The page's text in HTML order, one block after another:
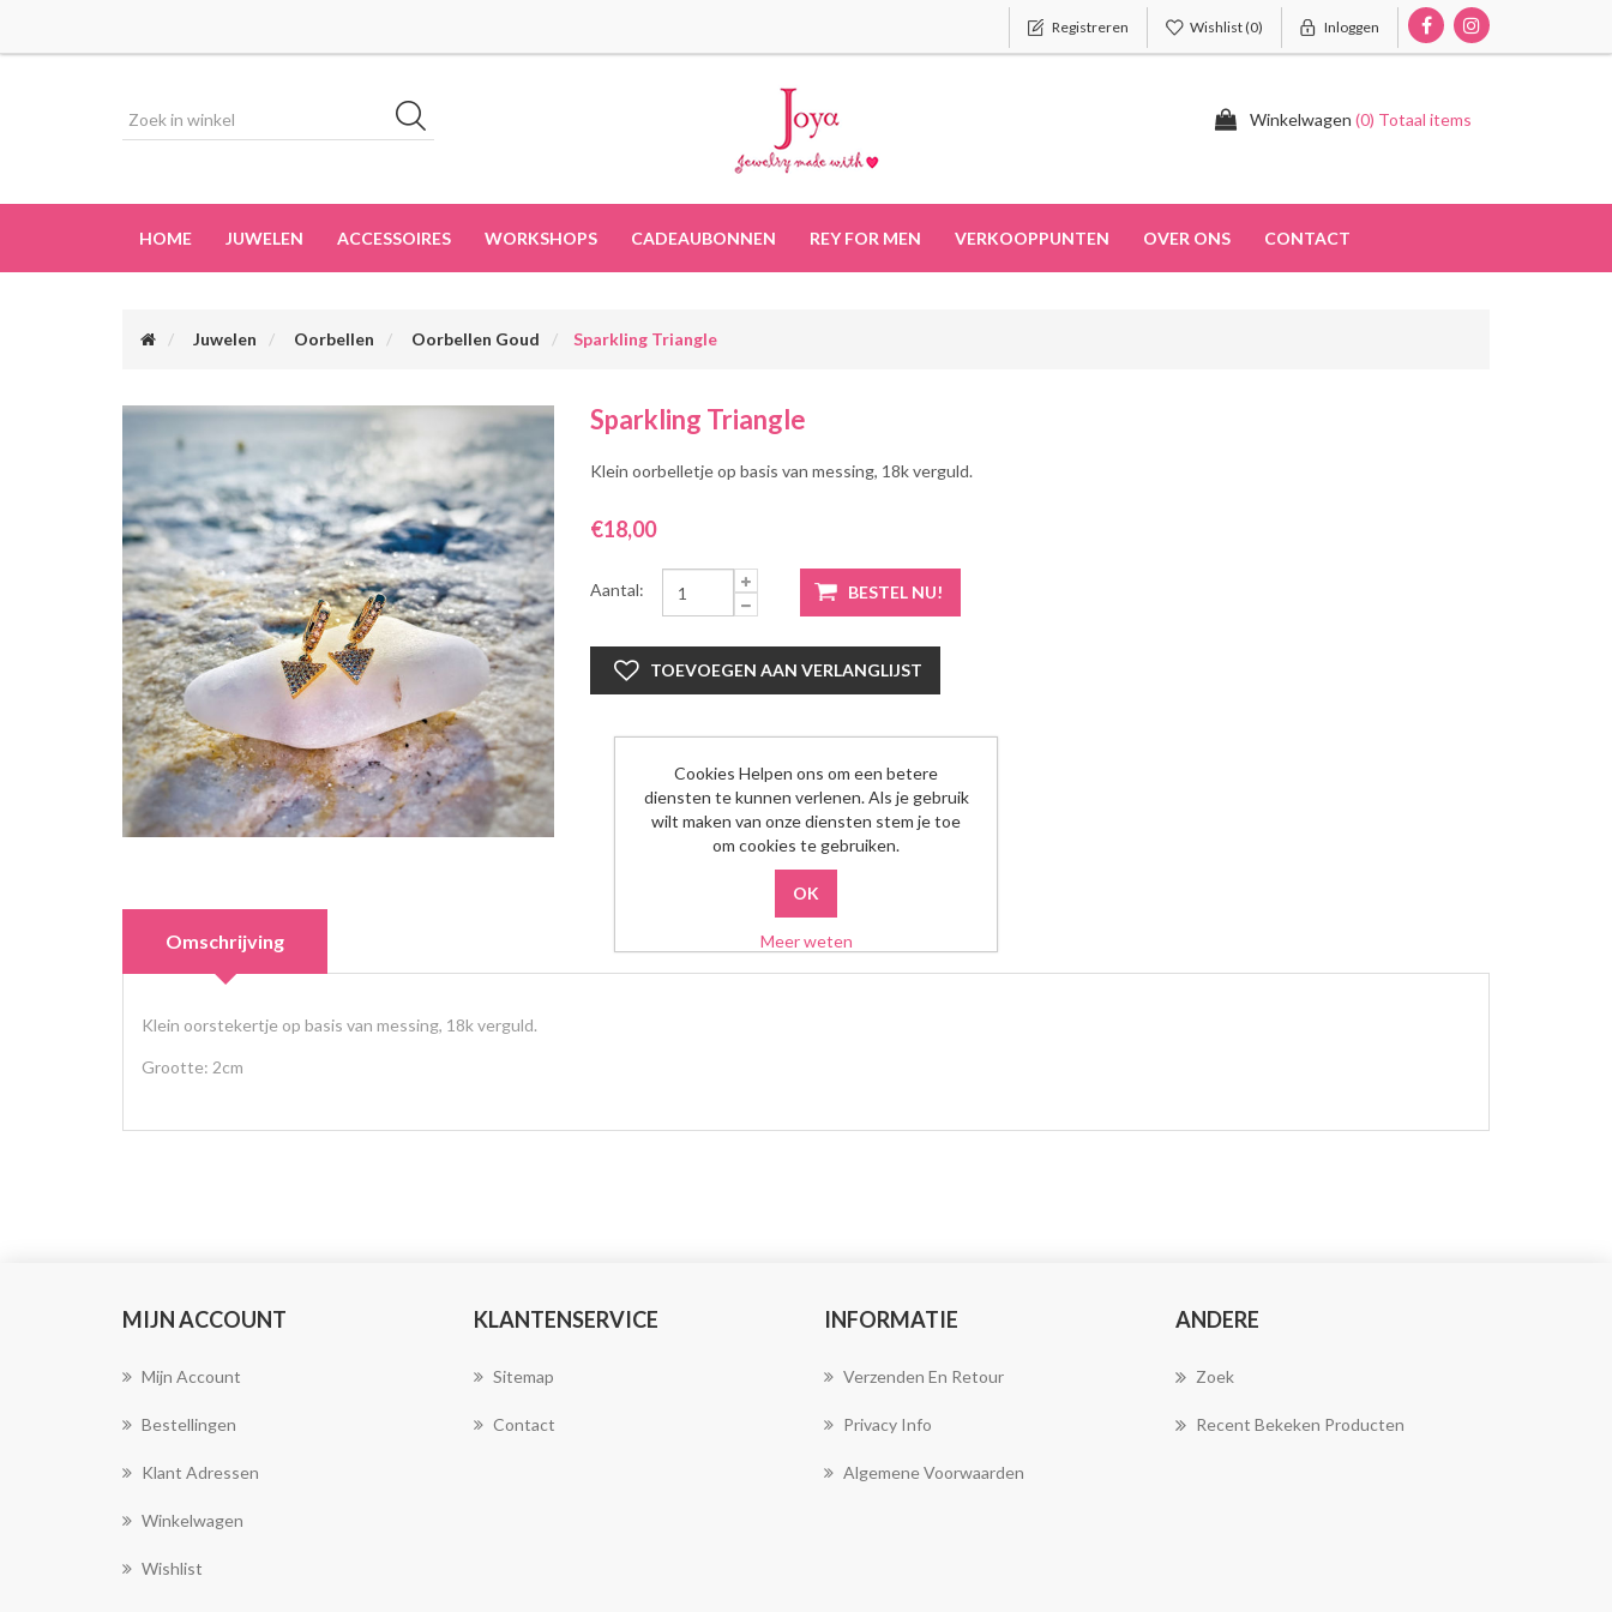
Registreren Wishlist(0) Inloggen
Winkelwagen (0) Totaal items
HOME JUWELEN ACCESSOIRES WORKSHOPS CADEAUBONNEN REY FOR MEN VERKOOPPUNTEN OVER ONS CONTACT
Juwelen Oorbellen Oorbellen Goud Sparkling Triangle
Sparkling Triangle
Klein oorbelletje op basis van messing, 18k verguld.
€18,00
Aantal:
Omschrijving
Klein oorstekertje op basis van messing, 18k verguld.
Grootte: 2cm
MIJN ACCOUNT
Mijn Account
Bestellingen
Klant Adressen
Winkelwagen
Wishlist
KLANTENSERVICE
Sitemap
Contact
INFORMATIE
Verzenden En Retour
Privacy Info
Algemene Voorwaarden
ANDERE
Zoek
Recent Bekeken Producten
Cookies Helpen ons om een betere
diensten te kunnen verlenen. Als je gebruik
wilt maken van onze diensten stem je toe
om cookies te gebruiken.
Meer weten